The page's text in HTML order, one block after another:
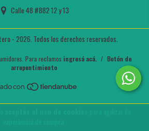
Calle 48 #882 12 y 13
- 2026. Todos los derechos reservados.
Para reclamos ingresá acá. / Botón de
arrepentimiento